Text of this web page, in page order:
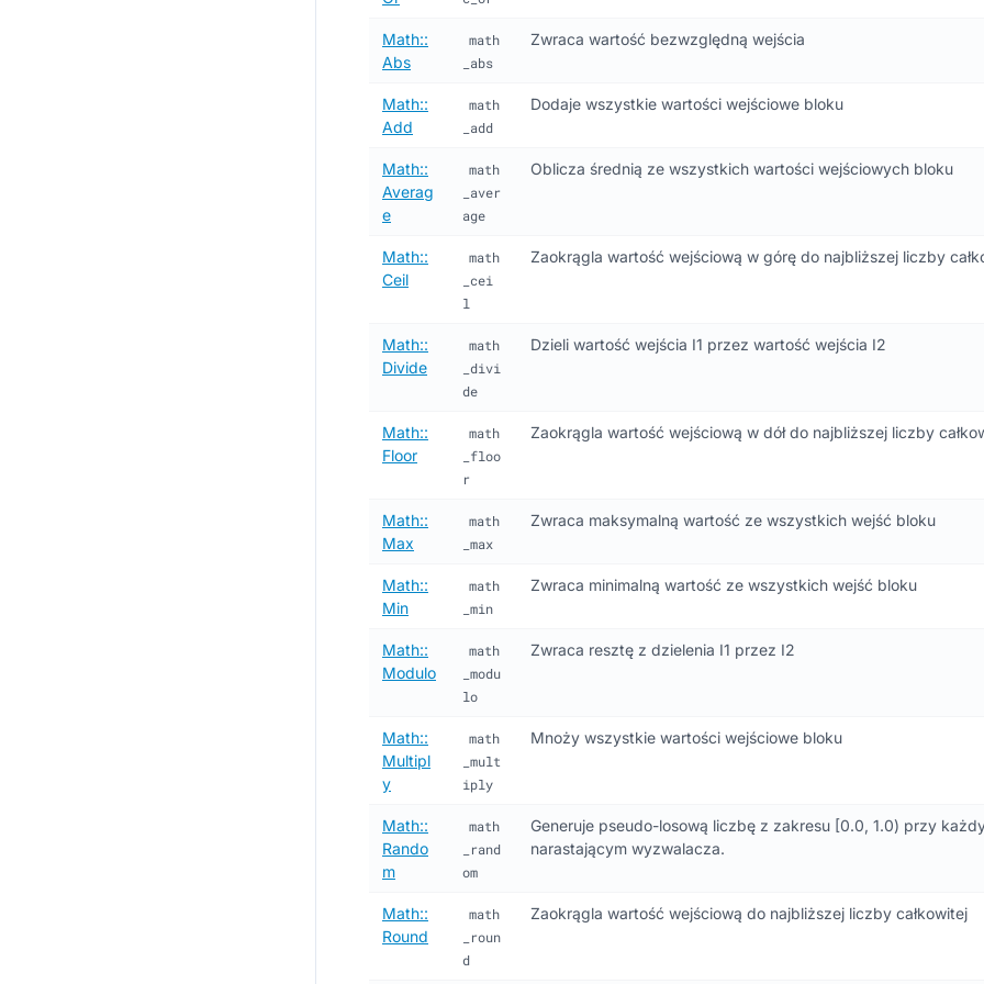
Math::
Abs
math
_abs
Zwraca wartość bezwzględną wejścia
Math::
Add
math
_add
Dodaje wszystkie wartości wejściowe bloku
Math::
Averag
e
math
_aver
age
Oblicza średnią ze wszystkich wartości wejściowych bloku
Math::
Ceil
math
_cei
l
Zaokrągla wartość wejściową w górę do najbliższej liczby
Math::
Divide
math
_divi
de
Dzieli wartość wejścia I1 przez wartość wejścia I2
Math::
Floor
math
_floo
r
Zaokrągla wartość wejściową w dół do najbliższej liczby
Math::
Max
math
_max
Zwraca maksymalną wartość ze wszystkich wejść bloku
Math::
Min
math
_min
Zwraca minimalną wartość ze wszystkich wejść bloku
Math::
Modulo
math
_modu
lo
Zwraca resztę z dzielenia I1 przez I2
Math::
Multipl
y
math
_mult
iply
Mnoży wszystkie wartości wejściowe bloku
Math::
Rando
m
math
_rand
om
Generuje pseudo-losową liczbę z zakresu [0.0, 1.0) przy
narastającym wyzwalacza.
Math::
Round
math
_roun
d
Zaokrągla wartość wejściową do najbliższej liczby całkowitej